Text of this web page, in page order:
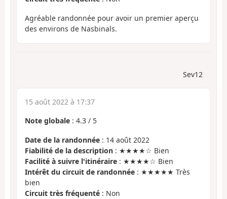
Agréable randonnée pour avoir un premier aperçu
des environs de Nasbinals.
Sev12
15 août 2022 à 17:37
Note globale : 4.3 / 5
Date de la randonnée : 14 août 2022
Fiabilité de la description : ★★★★☆ Bien
Facilité à suivre l'itinéraire : ★★★★☆ Bien
Intérêt du circuit de randonnée : ★★★★★ Très
bien
Circuit très fréquenté : Non